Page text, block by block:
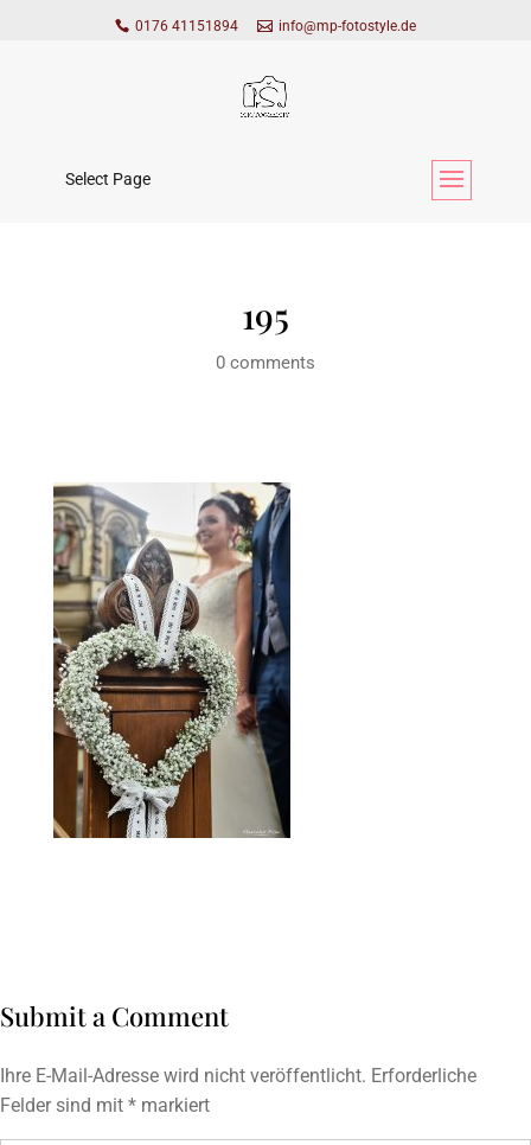
0176 41151894 info@mp-fotostyle.de
Select Page
195
0 comments
Submit a Comment
Ihre E-Mail-Adresse wird nicht veröffentlicht. Erforderliche
Felder sind mit * markiert